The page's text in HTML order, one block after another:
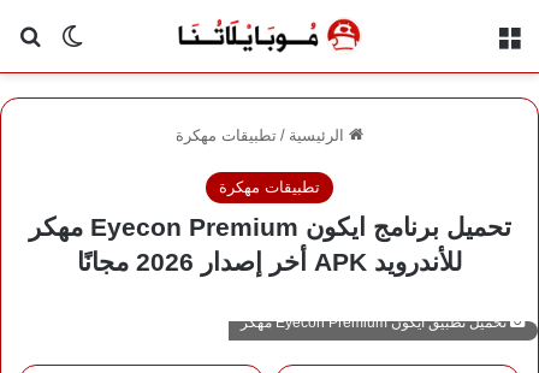
الوضع
الرئيسية / تطبيقات مهكرة
تطبيقات مهكرة
تحميل برنامج ايكون Eyecon Premium مهكر
للأندرويد APK أخر إصدار 2026 مجانًا
تحميل تطبيق ايكون Eyecon Premium مهكر